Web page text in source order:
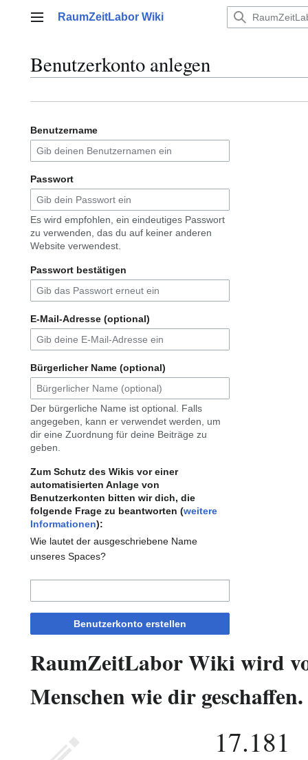
Hauptmenü
RaumZeitLabor Wiki
Benutzerkonto anlegen
Benutzername
Passwort
Es wird empfohlen, ein eindeutiges Passwort
zu verwenden, das du auf keiner anderen
Website verwendest.
Passwort bestätigen
E-Mail-Adresse (optional)
Bürgerlicher Name (optional)
Der bürgerliche Name ist optional. Falls
angegeben, kann er verwendet werden, um
dir eine Zuordnung für deine Beiträge zu
geben.
Zum Schutz des Wikis vor einer
automatisierten Anlage von
Benutzerkonten bitten wir dich, die
folgende Frage zu beantworten (weitere
Informationen):
Wie lautet der ausgeschriebene Name
unseres Spaces?
Benutzerkonto erstellen
RaumZeitLabor Wiki wird
Menschen wie dir geschaffen.
17.181